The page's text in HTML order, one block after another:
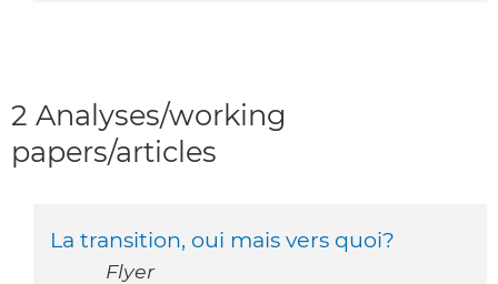
2 Analyses/working
papers/articles
La transition, oui mais vers quoi?
Flyer